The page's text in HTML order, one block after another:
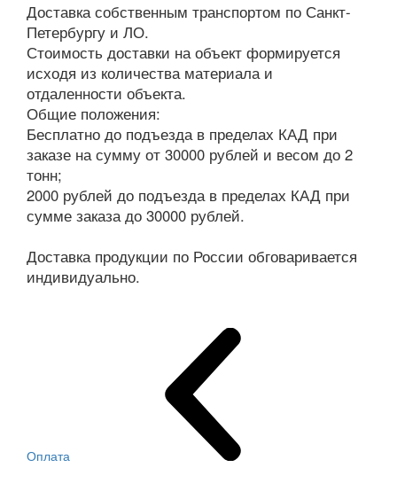
Доставка собственным транспортом по Санкт-
Петербургу и ЛО.
Стоимость доставки на объект формируется
исходя из количества материала и
отдаленности объекта.
Общие положения:
Бесплатно до подъезда в пределах КАД при
заказе на сумму от 30000 рублей и весом до 2
тонн;
2000 рублей до подъезда в пределах КАД при
сумме заказа до 30000 рублей.
Доставка продукции по России обговаривается
индивидуально.
Оплата